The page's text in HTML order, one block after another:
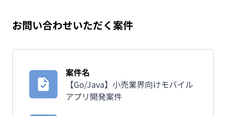
お問い合わせいただく案件
案件名
【Go/Java】小売業界向けモバイル
アプリ開発案件